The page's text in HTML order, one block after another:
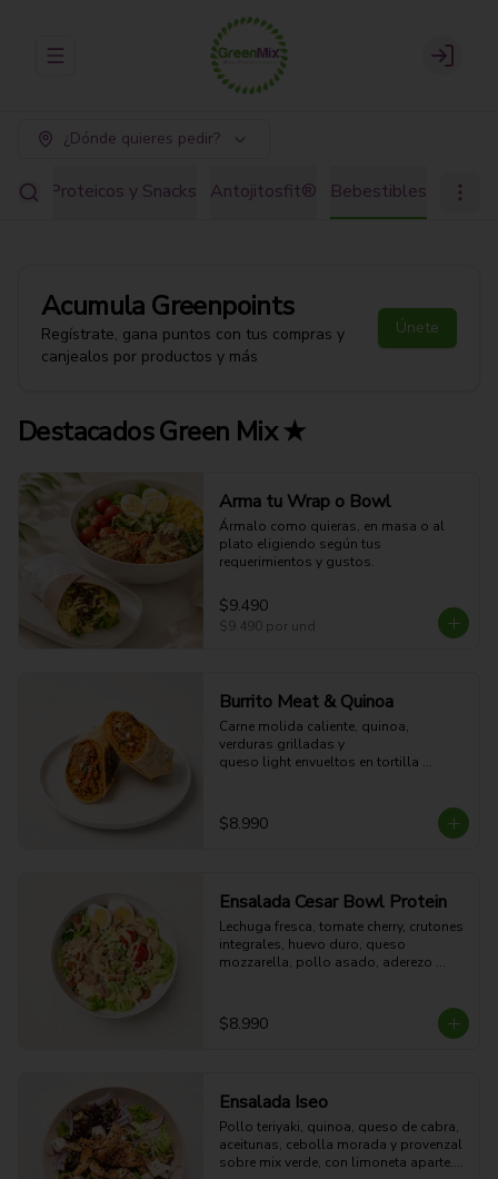
Abrir menu de navegación Login
¿Dónde quieres pedir?
Proteicos y Snacks Antojitosfit® Bebestibles
Acumula Greenpoints
Regístrate, gana puntos con tus compras y
canjealos por productos y más
Únete
Destacados Green Mix ★
Arma tu Wrap o Bowl
Ármalo como quieras, en masa o al
plato eligiendo según tus
requerimientos y gustos.
$9.490
$9.490por und
Burrito Meat & Quinoa
Carne molida caliente, quinoa,
verduras grilladas y
queso light envueltos en tortilla
27g grasa - 7g Fibra - 654 Kcal
$8.990
Ensalada Cesar Bowl Protein
Lechuga fresca, tomate cherry, crutones
integrales, huevo duro, queso
mozzarella, pollo asado, aderezo
15g grasa - 4g Fibra - 578 Kcal
$8.990
Ensalada Iseo
Pollo teriyaki, quinoa, queso de cabra,
aceitunas, cebolla morada y provenzal
sobre mix verde, con limoneta aparte.